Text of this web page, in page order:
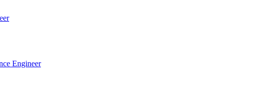
Engineer